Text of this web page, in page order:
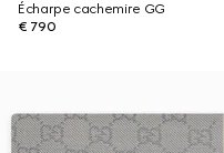
Écharpe cachemire GG
€ 790